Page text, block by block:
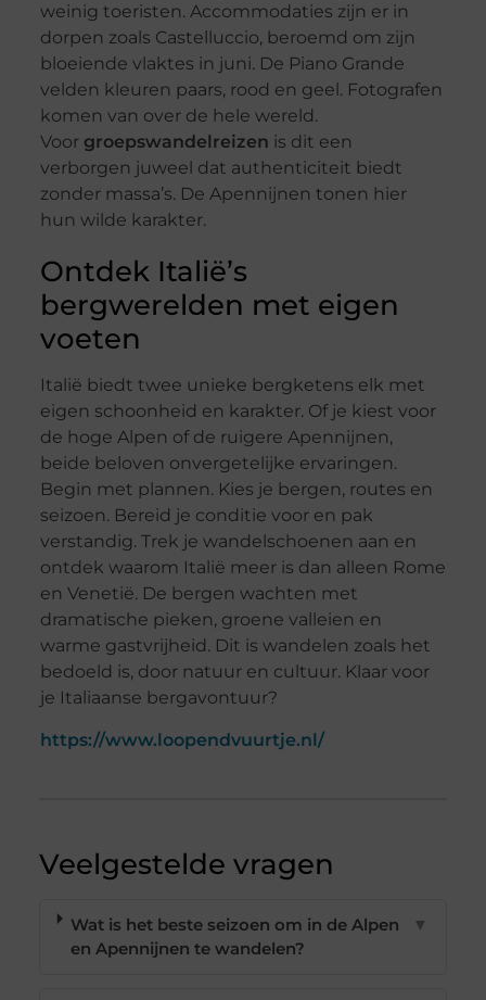
weinig toeristen. Accommodaties zijn er in
dorpen zoals Castelluccio, beroemd om zijn
bloeiende vlaktes in juni. De Piano Grande
velden kleuren paars, rood en geel. Fotografen
komen van over de hele wereld.
Voor groepswandelreizen is dit een
verborgen juweel dat authenticiteit biedt
zonder massa’s. De Apennijnen tonen hier
hun wilde karakter.
Ontdek Italië’s
bergwerelden met eigen
voeten
Italië biedt twee unieke bergketens elk met
eigen schoonheid en karakter. Of je kiest voor
de hoge Alpen of de ruigere Apennijnen,
beide beloven onvergetelijke ervaringen.
Begin met plannen. Kies je bergen, routes en
seizoen. Bereid je conditie voor en pak
verstandig. Trek je wandelschoenen aan en
ontdek waarom Italië meer is dan alleen Rome
en Venetië. De bergen wachten met
dramatische pieken, groene valleien en
warme gastvrijheid. Dit is wandelen zoals het
bedoeld is, door natuur en cultuur. Klaar voor
je Italiaanse bergavontuur?
https://www.loopendvuurtje.nl/
Veelgestelde vragen
Wat is het beste seizoen om in de Alpen
en Apennijnen te wandelen?
▼